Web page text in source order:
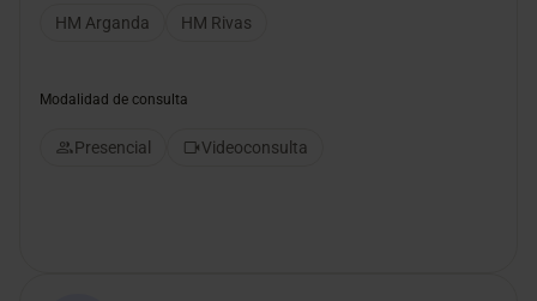
HM Arganda HM Rivas
Modalidad de consulta
Presencial Videoconsulta